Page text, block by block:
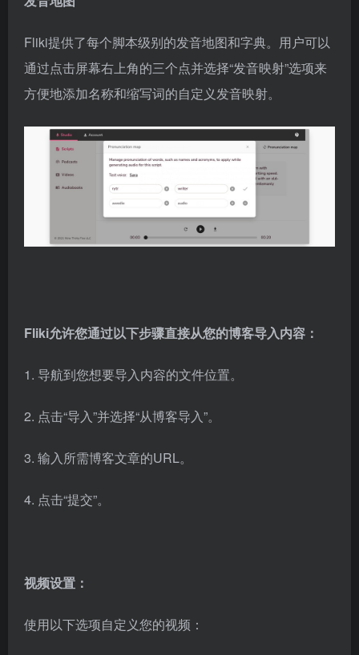
Fliki提供了每个脚本级别的发音地图和字典。用户可以
通过点击屏幕右上角的三个点并选择“发音映射”选项来
方便地添加名称和缩写词的自定义发音映射。
Fliki允许您通过以下步骤直接从您的博客导入内容：
1. 导航到您想要导入内容的文件位置。
2. 点击“导入”并选择“从博客导入”。
3. 输入所需博客文章的URL。
4. 点击“提交”。
视频设置：
使用以下选项自定义您的视频：